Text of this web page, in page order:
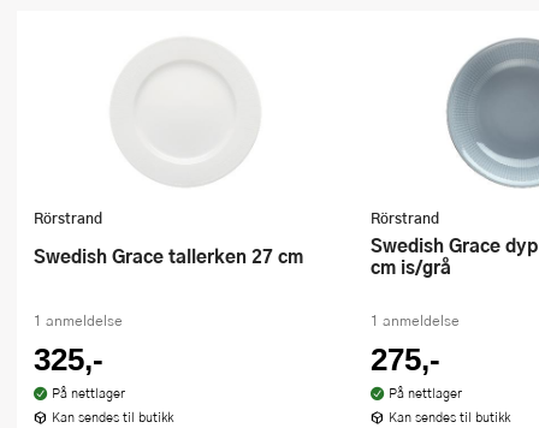
Rörstrand
Swedish Grace tallerken 27 cm
1 anmeldelse
325,-
På nettlager
Kan sendes til butikk
Rörstrand
Swedish Grace dyp tallerken 19
cm is/grå
1 anmeldelse
275,-
På nettlager
Kan sendes til butikk